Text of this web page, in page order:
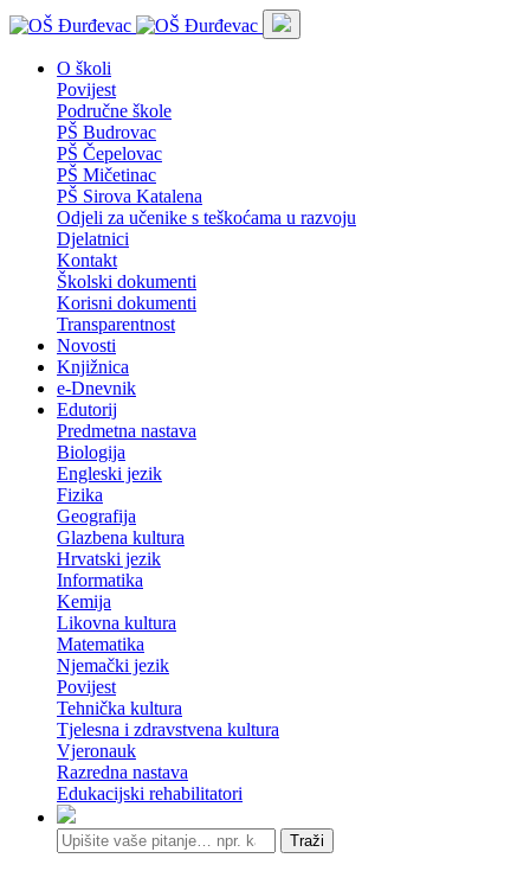
O školi
Povijest
Područne škole
PŠ Budrovac
PŠ Čepelovac
PŠ Mičetinac
PŠ Sirova Katalena
Odjeli za učenike s teškoćama u razvoju
Djelatnici
Kontakt
Školski dokumenti
Korisni dokumenti
Transparentnost
Novosti
Knjižnica
e-Dnevnik
Edutorij
Predmetna nastava
Biologija
Engleski jezik
Fizika
Geografija
Glazbena kultura
Hrvatski jezik
Informatika
Kemija
Likovna kultura
Matematika
Njemački jezik
Povijest
Tehnička kultura
Tjelesna i zdravstvena kultura
Vjeronauk
Razredna nastava
Edukacijski rehabilitatori
Traži